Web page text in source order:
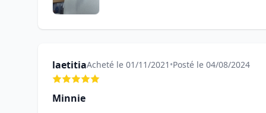
laetitiaAcheté le 01/11/2021 •Posté le 04/08/2024
Minnie